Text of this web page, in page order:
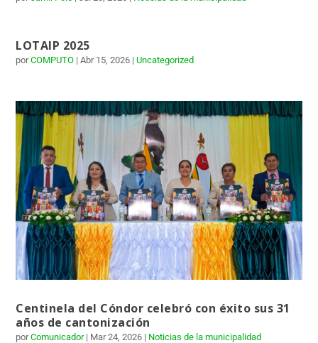
LOTAIP 2025
porCOMPUTO |Abr 15, 2026 |Uncategorized
Centinela del Cóndor celebró con éxito sus 31
años de cantonización
porComunicador| Mar 24, 2026 | Noticias de la municipalidad